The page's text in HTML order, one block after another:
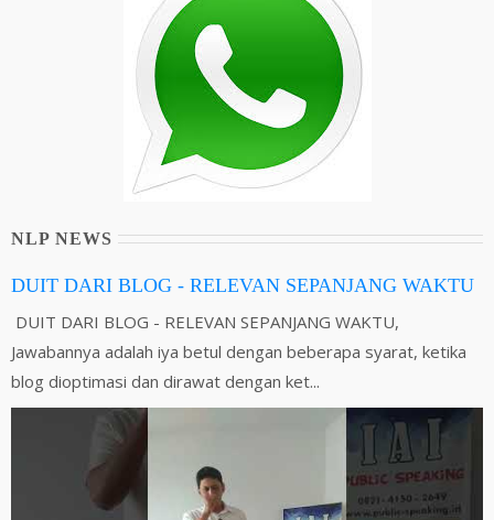
NLP NEWS
DUIT DARI BLOG - RELEVAN SEPANJANG WAKTU
DUIT DARI BLOG - RELEVAN SEPANJANG WAKTU,
Jawabannya adalah iya betul dengan beberapa syarat, ketika
blog dioptimasi dan dirawat dengan ket...